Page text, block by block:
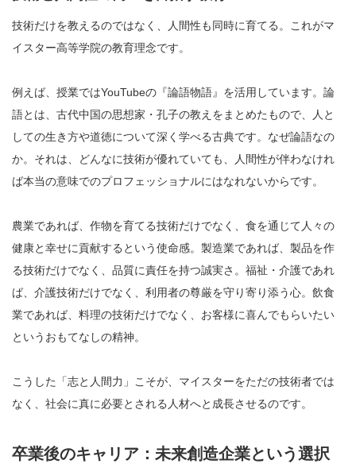
技術だけを教えるのではなく、人間性も同時に育てる。これがマ
イスター高等学院の教育理念です。
例えば、授業ではYouTubeの『論語物語』を活用しています。論
語とは、古代中国の思想家・孔子の教えをまとめたもので、人と
しての生き方や道徳について深く学べる古典です。なぜ論語なの
か。それは、どんなに技術が優れていても、人間性が伴わなけれ
ば本当の意味でのプロフェッショナルにはなれないからです。
農業であれば、作物を育てる技術だけでなく、食を通じて人々の
健康と幸せに貢献するという使命感。製造業であれば、製品を作
る技術だけでなく、品質に責任を持つ誠実さ。福祉・介護であれ
ば、介護技術だけでなく、利用者の尊厳を守り寄り添う心。飲食
業であれば、料理の技術だけでなく、お客様に喜んでもらいたい
というおもてなしの精神。
こうした「志と人間力」こそが、マイスターをただの技術者では
なく、社会に真に必要とされる人材へと成長させるのです。
卒業後のキャリア：未来創造企業という選択